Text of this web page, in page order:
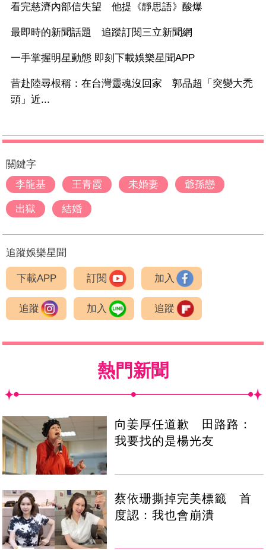
看完慈濟內部信失望 他提《靜思語》酸爆
最即時的新聞話題 追蹤訂閱三立新聞網
一手掌握明星動態 即刻下載娛樂星聞APP
昔赴陸尋根稱：在台灣靈魂沒回家 郭品超「突變大禿
頭」近...
關鍵字
李龍基
王青霞 未婚妻 爺孫戀
出獄 結婚
追蹤娛樂星聞
下載APP 訂閱 加入
追蹤 加入 追蹤
熱門新聞
向姜厚任道歉 田路路：
我要找的是楊光友
蔡依珊撕掉完美標籤 首
度認：我也會崩潰